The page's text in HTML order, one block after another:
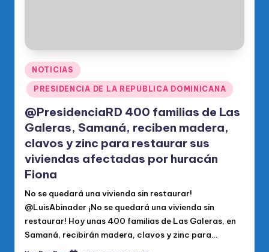
Publicado
en
NOTICIAS
PRESIDENCIA DE LA REPUBLICA DOMINICANA
@PresidenciaRD 400 familias de Las
Galeras, Samaná, reciben madera,
clavos y zinc para restaurar sus
viviendas afectadas por huracán
Fiona
No se quedará una vivienda sin restaurar!
@LuisAbinader ¡No se quedará una vivienda sin
restaurar! Hoy unas 400 familias de Las Galeras, en
Samaná, recibirán madera, clavos y zinc para…